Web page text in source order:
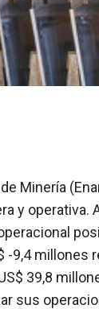
Minería
y operativa.
-9,4 millones
39,8
sus